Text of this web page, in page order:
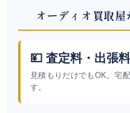
オーディオ買取
💴 査定料・出張
見積もりだけでもOK。宅
す。